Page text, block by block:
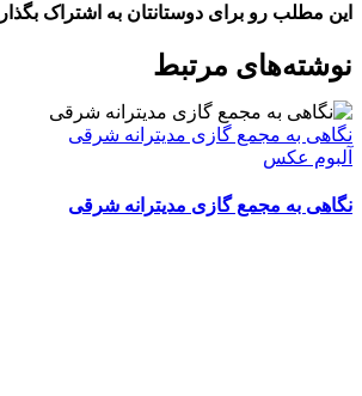
این مطلب رو برای دوستانتان به اشتراک
FacebookX
LinkedIn
WhatsApp
Telegram
ایمیل
نوشته‌‌های مرتبط
نگاهی به مجمع گازی مدیترانه شرقی
آلبوم عکس
نگاهی به مجمع گازی مدیترانه شرقی